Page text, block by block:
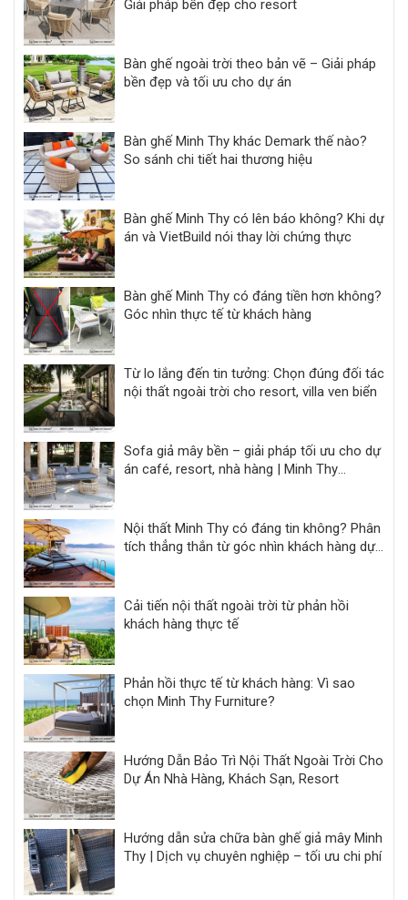
Giải pháp bền đẹp cho resort
Bàn ghế ngoài trời theo bản vẽ – Giải pháp
bền đẹp và tối ưu cho dự án
Bàn ghế Minh Thy khác Demark thế nào?
So sánh chi tiết hai thương hiệu
Bàn ghế Minh Thy có lên báo không? Khi dự
án và VietBuild nói thay lời chứng thực
Bàn ghế Minh Thy có đáng tiền hơn không?
Góc nhìn thực tế từ khách hàng
Từ lo lắng đến tin tưởng: Chọn đúng đối tác
nội thất ngoài trời cho resort, villa ven biển
Sofa giả mây bền – giải pháp tối ưu cho dự
án café, resort, nhà hàng | Minh Thy
Nội thất Minh Thy có đáng tin không? Phân
tích thẳng thắn từ góc nhìn khách hàng dự
Cải tiến nội thất ngoài trời từ phản hồi
khách hàng thực tế
Phản hồi thực tế từ khách hàng: Vì sao
chọn Minh Thy Furniture?
Hướng Dẫn Bảo Trì Nội Thất Ngoài Trời Cho
Dự Án Nhà Hàng, Khách Sạn, Resort
Hướng dẫn sửa chữa bàn ghế giả mây Minh
Thy | Dịch vụ chuyên nghiệp – tối ưu chi phí